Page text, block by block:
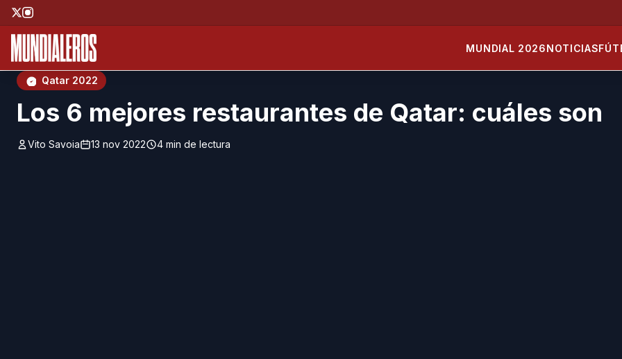
Saltar al contenido principal
MUNDIAL 2026NOTICIAS
Qatar 2022
Los 6 mejores restaurantes de Qatar: cuáles son
Vito Savoia 13 nov 2022 4 min de lectura